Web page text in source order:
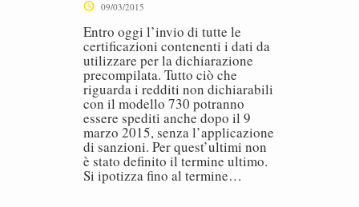
09/03/2015
Entro oggi l’invio di tutte le
certificazioni contenenti i dati da
utilizzare per la dichiarazione
precompilata. Tutto ciò che
riguarda i redditi non dichiarabili
con il modello 730 potranno
essere spediti anche dopo il 9
marzo 2015, senza l’applicazione
di sanzioni. Per quest’ultimi non
è stato definito il termine ultimo.
Si ipotizza fino al termine…